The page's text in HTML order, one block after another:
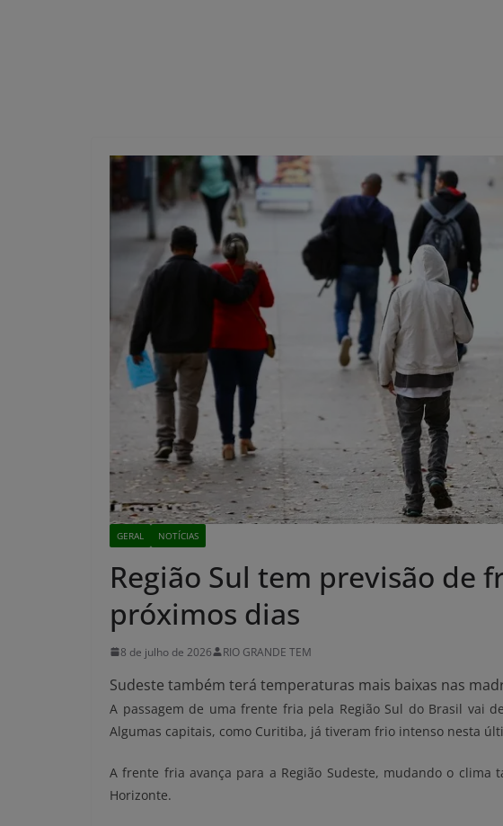
GERAL NOTÍCIAS
Região Sul tem previsão de
próximos dias
8 de julho de 2026 RIO GRANDE TEM
Sudeste também terá temperaturas mais baixas nas
A passagem de uma frente fria pela Região Sul do Brasil vai
Algumas capitais, como Curitiba, já tiveram frio intenso nesta
A frente fria avança para a Região Sudeste, mudando o clima
Horizonte.